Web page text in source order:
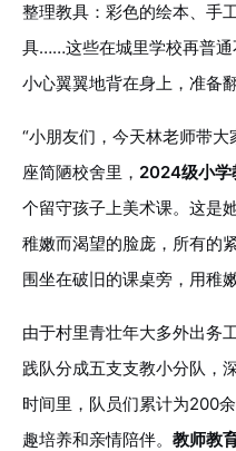
整理教具：彩色的绘本、手
具……这些在城里学校再普
小心翼翼地背在身上，准备
“小朋友们，今天林老师带
座简陋校舍里， 2024级小学
个留守孩子上美术课。这是
稚嫩而渴望的脸庞，所有的
围坐在破旧的课桌旁，用稚
由于村里青壮年大多外出务
践队分成五支支教小分队，
时间里，队员们累计为200
趣培养和亲情陪伴。 教师教